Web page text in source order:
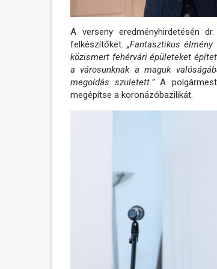
A verseny eredményhirdetésén
felkészítőket. „Fantasztikus
közismert fehérvári épületeket
a városunknak a maguk
megoldás született.”A
megépítse a koronázóbazilikát.